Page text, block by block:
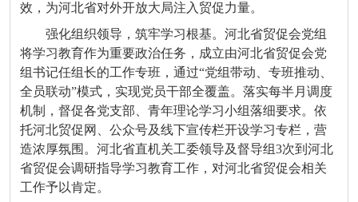
效，为河北省对外开放大局注入贸促力量。
强化组织领导，筑牢学习根基。河北省贸促会党组
将学习教育作为重要政治任务，成立由河北省贸促会党
组书记任组长的工作专班，通过“党组带动、专班推动、
全员联动”模式，实现党员干部全覆盖。落实每半月调度
机制，督促各党支部、青年理论学习小组落细要求。依
托河北贸促网、公众号及线下宣传栏开设学习专栏，营
造浓厚氛围。河北省直机关工委领导及督导组3次到河北
省贸促会调研指导学习教育工作，对河北省贸促会相关
工作予以肯定。